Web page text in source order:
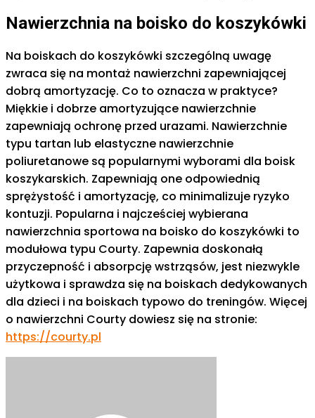
Nawierzchnia na boisko do koszykówki
Na boiskach do koszykówki szczególną uwagę
zwraca się na montaż nawierzchni zapewniającej
dobrą amortyzację. Co to oznacza w praktyce?
Miękkie i dobrze amortyzujące nawierzchnie
zapewniają ochronę przed urazami. Nawierzchnie
typu tartan lub elastyczne nawierzchnie
poliuretanowe są popularnymi wyborami dla boisk
koszykarskich. Zapewniają one odpowiednią
sprężystość i amortyzację, co minimalizuje ryzyko
kontuzji. Popularna i najcześciej wybierana
nawierzchnia sportowa na boisko do koszykówki to
modułowa typu Courty. Zapewnia doskonałą
przyczepność i absorpcję wstrząsów, jest niezwykle
użytkowa i sprawdza się na boiskach dedykowanych
dla dzieci i na boiskach typowo do treningów. Więcej
o nawierzchni Courty dowiesz się na stronie:
https://courty.pl